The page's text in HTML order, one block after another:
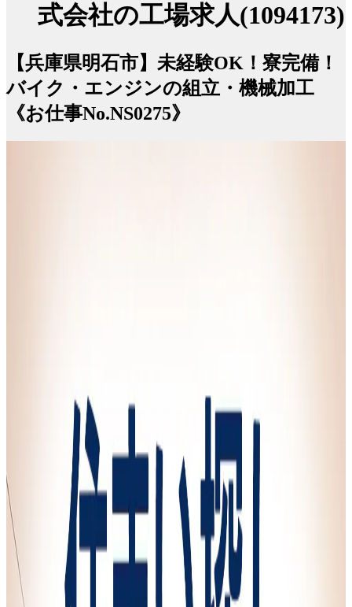
式会社の工場求人(1094173)
【兵庫県明石市】未経験OK！寮完備！
バイク・エンジンの組立・機械加工
《お仕事No.NS0275》